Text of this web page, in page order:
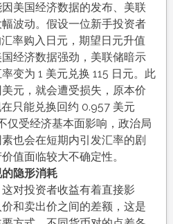
美国经济数据的发布、美联
波动。假设一位新手投资者
率购入日元，期望日元升值
经济数据强劲，美联储暗示
变为 1 美元兑换 115 日元。此
元，就会遭受损失，原本价
只能兑换回约 0.957 美元
仅受经济基本面影响，政治局
也会在短期内引发汇率的剧
值面临较大不确定性。
隐形消耗
对投资者收益有着直接影
和卖出价之间的差额，这是